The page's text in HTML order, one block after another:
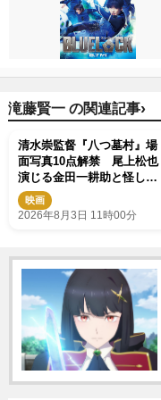
滝藤賢一 の関連記事›
清水崇監督『八つ墓村』場
面写真10点解禁 尾上松也
演じる金田一耕助と怪しき
村人たち
映画
2026年8月3日 11時00分